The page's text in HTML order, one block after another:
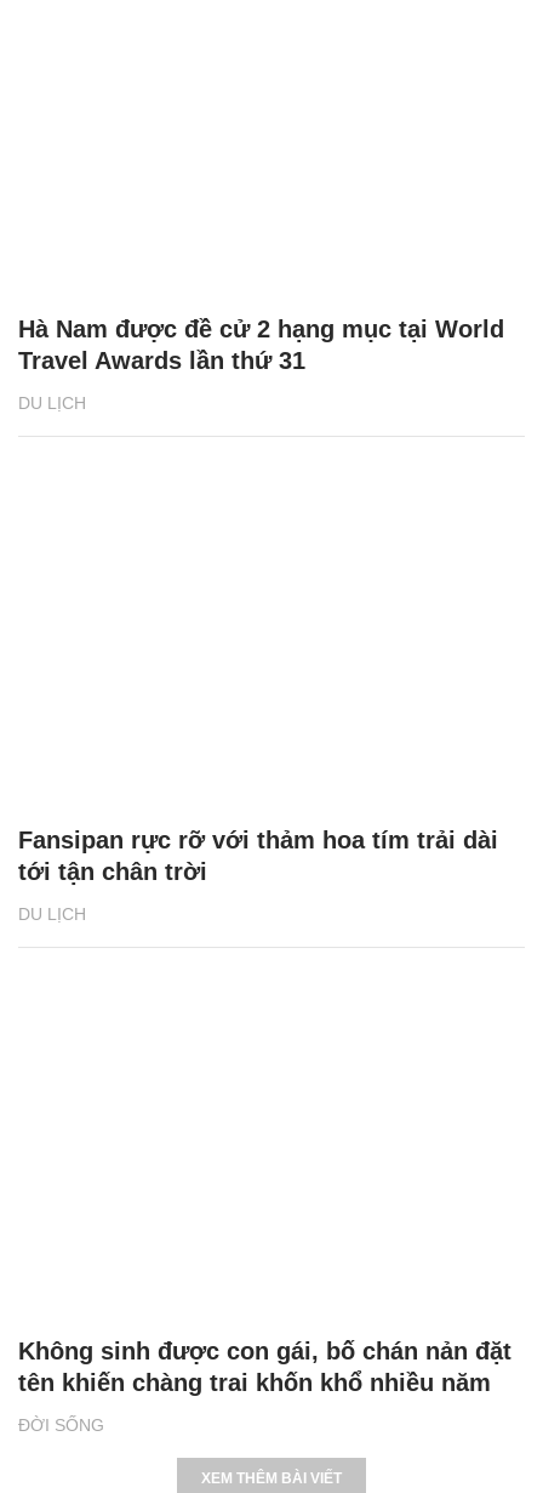
DU LỊCH
Hà Nam được đề cử 2 hạng mục tại World
Travel Awards lần thứ 31
DU LỊCH
Fansipan rực rỡ với thảm hoa tím trải dài
tới tận chân trời
ĐỜI SỐNG
Không sinh được con gái, bố chán nản đặt
tên khiến chàng trai khốn khổ nhiều năm
XEM THÊM BÀI VIẾT